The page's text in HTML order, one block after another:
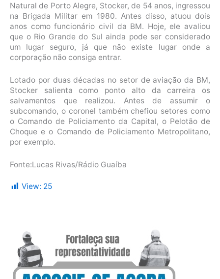
Natural de Porto Alegre, Stocker, de 54 anos, ingressou
na Brigada Militar em 1980. Antes disso, atuou dois
anos como funcionário civil da BM. Hoje, ele avaliou
que o Rio Grande do Sul ainda pode ser considerado
um lugar seguro, já que não existe lugar onde a
corporação não consiga entrar.
Lotado por duas décadas no setor de aviação da BM,
Stocker salienta como ponto alto da carreira os
salvamentos que realizou. Antes de assumir o
subcomando, o coronel também chefiou setores como
o Comando de Policiamento da Capital, o Pelotão de
Choque e o Comando de Policiamento Metropolitano,
por exemplo.
Fonte:Lucas Rivas/Rádio Guaíba
View: 25